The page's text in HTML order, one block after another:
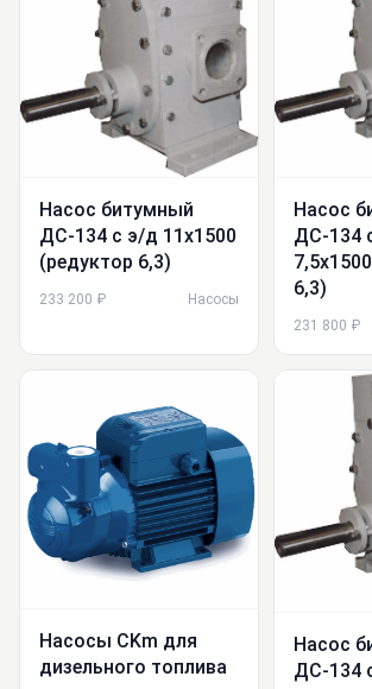
Насос битумный
ДС-134 с э/д 11х1500
(редуктор 6,3)
233 200 ₽ Насосы
Насос
ДС-134
6,3)
231 800 ₽
Насосы CKm для
дизельного топлива
Насос
ДС-134